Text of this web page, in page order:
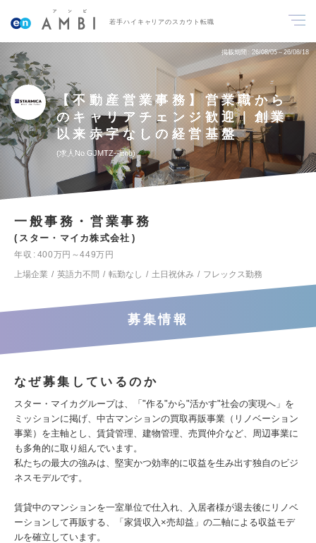
若手ハイキャリアのスカウト転職
掲載期間 26/08/05～26/08/18
【不動産営業事務】営業職から
のキャリアチェンジ歓迎｜創業
以来赤字なしの経営基盤
求人No.GJMTZ--jimu
一般事務・営業事務
スター・マイカ株式会社
年収
400万円～449万円
上場企業
英語力不問 転勤なし 土日祝休み フレックス勤務
募集情報
なぜ募集しているのか
スター・マイカグループは、「"作る"から"活かす"社会の実現へ」を
ミッションに掲げ、中古マンションの買取再販事業（リノベーション
事業）を主軸とし、賃貸管理、建物管理、売買仲介など、周辺事業に
も多角的に取り組んでいます。
私たちの最大の強みは、堅実かつ効率的に収益を生み出す独自のビジ
ネスモデルです。
賃貸中のマンションを一室単位で仕入れ、入居者様が退去後にリノベ
ーションして再販する、「家賃収入×売却益」の二軸による収益モデ
ルを確立しています。